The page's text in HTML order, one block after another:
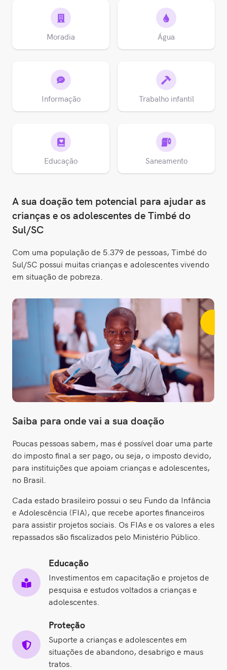
Moradia Água
Informação Trabalho infantil
Educação Saneamento
A sua doação tem potencial para ajudar as
crianças e os adolescentes de Timbé do
Sul/SC
Com uma população de 5.379 de pessoas, Timbé do
Sul/SC possui muitas crianças e adolescentes vivendo
em situação de pobreza.
Saiba para onde vai a sua doação
Poucas pessoas sabem, mas é possível doar uma parte
do imposto final a ser pago, ou seja, o imposto devido,
para instituições que apoiam crianças e adolescentes,
no Brasil.
Cada estado brasileiro possui o seu Fundo da Infância
e Adolescência (FIA), que recebe aportes financeiros
para assistir projetos sociais. Os FIAs e os valores a eles
repassados são fiscalizados pelo Ministério Público.
Educação
Investimentos em capacitação e projetos de
pesquisa e estudos voltados a crianças e
adolescentes.
Proteção
Suporte a crianças e adolescentes em
situações de abandono, desabrigo e maus
tratos.